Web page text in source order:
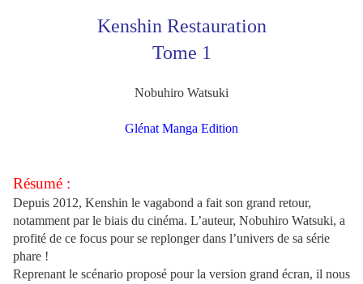
Kenshin Restauration
Tome 1
Nobuhiro Watsuki
Glénat Manga Edition
Résumé :
Depuis 2012, Kenshin le vagabond a fait son grand retour,
notamment par le biais du cinéma. L’auteur, Nobuhiro Watsuki, a
profité de ce focus pour se replonger dans l’univers de sa série
phare !
Reprenant le scénario proposé pour la version grand écran, il nous